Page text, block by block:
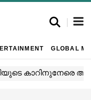
GLOBAL